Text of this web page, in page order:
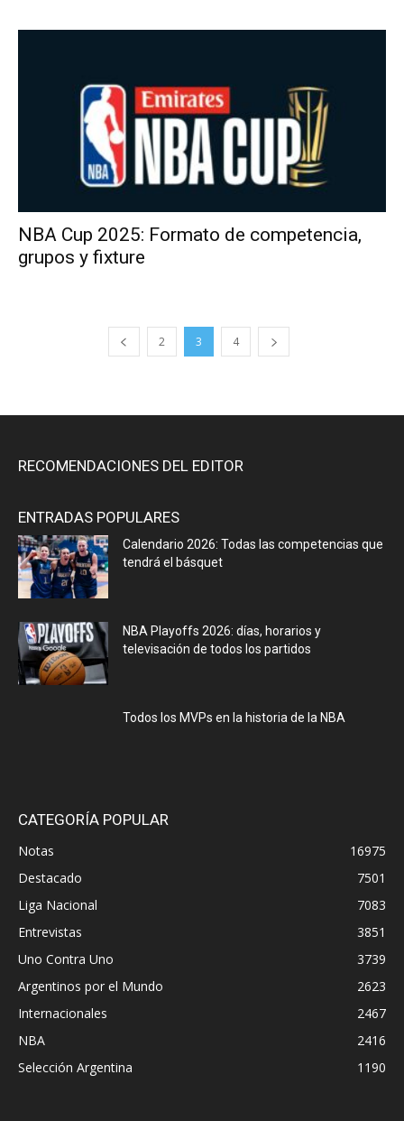
NBA Cup 2025: Formato de competencia,
grupos y fixture
2 3 4
RECOMENDACIONES DEL EDITOR
ENTRADAS POPULARES
Calendario 2026: Todas las competencias que
tendrá el básquet
NBA Playoffs 2026: días, horarios y
televisación de todos los partidos
Todos los MVPs en la historia de la NBA
CATEGORÍA POPULAR
Notas
16975
Destacado
7501
Liga Nacional
7083
Entrevistas
3851
Uno Contra Uno
3739
Argentinos por el Mundo
2623
Internacionales
2467
NBA
2416
Selección Argentina
1190